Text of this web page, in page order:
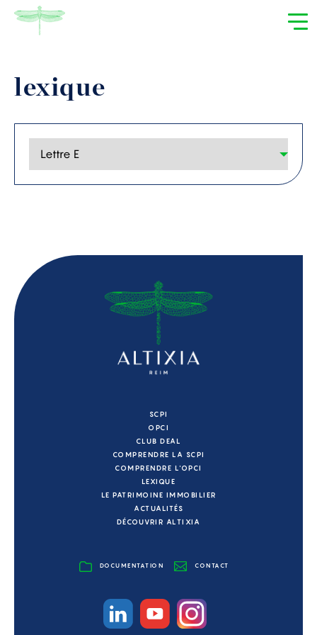
lexique
SCPI
OPCI
CLUB DEAL
COMPRENDRE LA SCPI
COMPRENDRE L'OPCI
LEXIQUE
LE PATRIMOINE IMMOBILIER
ACTUALITÉS
DÉCOUVRIR ALTIXIA
DOCUMENTATION CONTACT